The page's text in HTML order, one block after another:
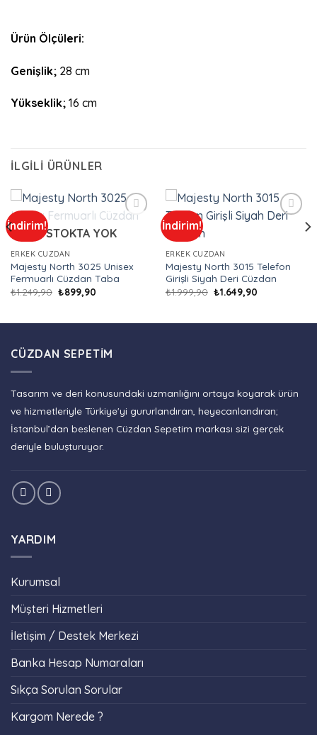
Ürün Ölçüleri:
Genişlik; 28 cm
Yükseklik; 16 cm
İLGILI ÜRÜNLER
İndirim!
STOKTA YOK
ERKEK CÜZDAN
Majesty North 3025 Unisex
Fermuarlı Cüzdan Taba
₺1.249,90 Orijinal
fiyat:
₺899,90Şu
İndirim!
ERKEK CÜZDAN
Majesty North 3015 Telefon
Girişli Siyah Deri Cüzdan
₺1.999,90 Orijinal
fiyat:
₺1.649,90Şu
CÜZDAN SEPETIM
Tasarım ve deri konusundaki uzmanlığını ortaya koyarak ürün
ve hizmetleriyle Türkiye'yi gururlandıran, heyecanlandıran;
İstanbul’dan beslenen Cüzdan Sepetim markası sizi gerçek
deriyle buluşturuyor.
YARDIM
Kurumsal
Müşteri Hizmetleri
İletişim / Destek Merkezi
Banka Hesap Numaraları
Sıkça Sorulan Sorular
Kargom Nerede ?